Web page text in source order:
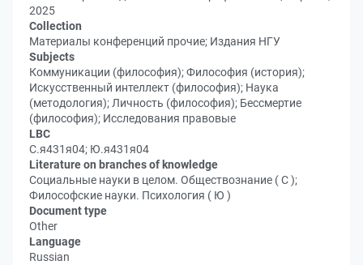
2025
Collection
Материалы конференций прочие; Издания НГУ
Subjects
Коммуникации (философия); Философия (история);
Искусственный интеллект (философия); Наука
(методология); Личность (философия); Бессмертие
(философия); Исследования правовые
LBC
С.я431я04; Ю.я431я04
Literature on branches of knowledge
Социальные науки в целом. Обществознание ( С );
Философские науки. Психология ( Ю )
Document type
Other
Language
Russian